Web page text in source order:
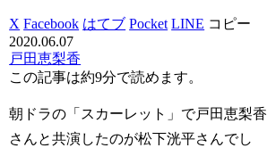
X Facebook はてブ Pocket LINE コピー
2020.06.07
戸田恵梨香
この記事は約9分で読めます。
朝ドラの「スカーレット」で戸田恵梨香
さんと共演したのが松下洸平さんでし